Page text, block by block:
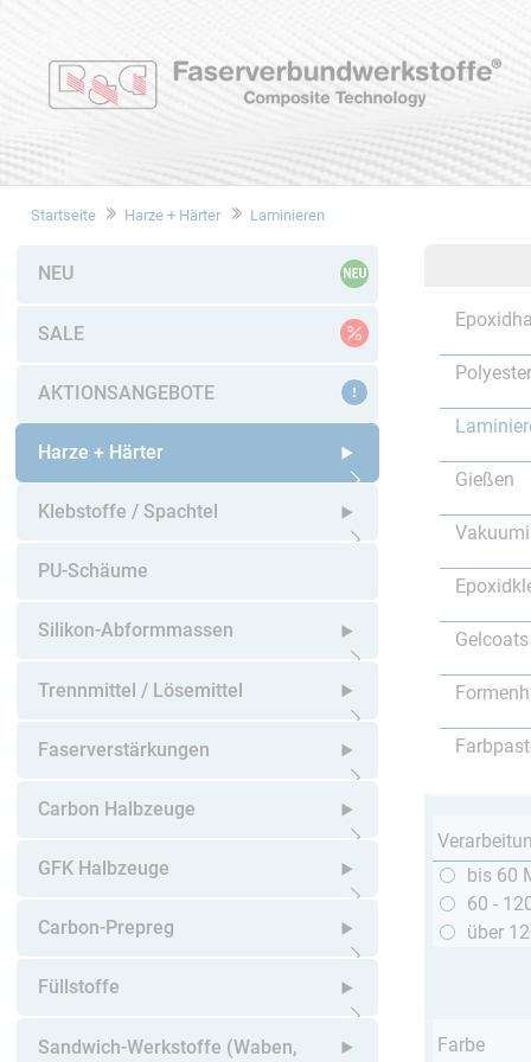
Startseite Harze + Härter Laminieren
NEU
SALE
AKTIONSANGEBOTE
Harze + Härter
Untermenü öffnen
Klebstoffe / Spachtel
Untermenü öffnen
PU-Schäume
Silikon-Abformmassen
Untermenü öffnen
Trennmittel / Lösemittel
Untermenü öffnen
Faserverstärkungen
Untermenü öffnen
Carbon Halbzeuge
Untermenü öffnen
GFK Halbzeuge
Untermenü öffnen
Carbon-Prepreg
Untermenü öffnen
Füllstoffe
Untermenü öffnen
Sandwich-Werkstoffe (Waben,
Gießen
bis 60
60 -
über
Farbe